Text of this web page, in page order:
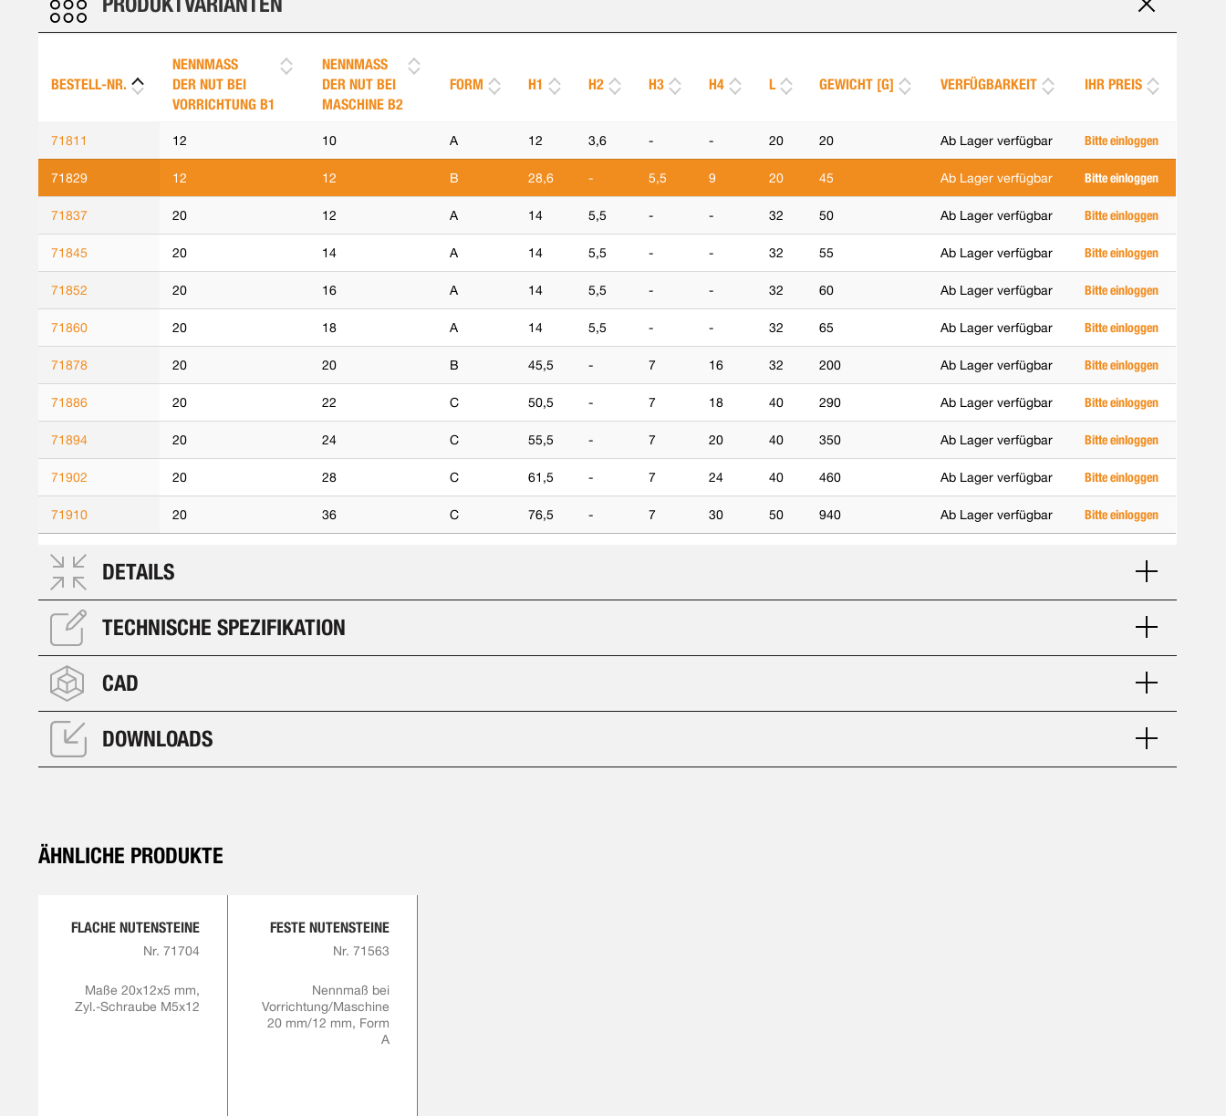
BESTELL-NR.
NENNMASS
DER NUT BEI
VORRICHTUNG B1
NENNMASS
DER NUT BEI
MASCHINE B2
FORM H1 H2 H3 H4 L GEWICHT [G] VERFÜGBARKEIT IHR PREIS
71811 12 10 A 12 3,6 - - 20 20 Ab Lager verfügbar Bitte einloggen
71829 12 12 B 28,6 - 5,5 9 20 45 Ab Lager verfügbar Bitte einloggen
71837 20 12 A 14 5,5 - - 32 50 Ab Lager verfügbar Bitte einloggen
71845 20 14 A 14 5,5 - - 32 55 Ab Lager verfügbar Bitte einloggen
71852 20 16 A 14 5,5 - - 32 60 Ab Lager verfügbar Bitte einloggen
71860 20 18 A 14 5,5 - - 32 65 Ab Lager verfügbar Bitte einloggen
71878 20 20 B 45,5 - 7 16 32 200 Ab Lager verfügbar Bitte einloggen
71886 20 22 C 50,5 - 7 18 40 290 Ab Lager verfügbar Bitte einloggen
71894 20 24 C 55,5 - 7 20 40 350 Ab Lager verfügbar Bitte einloggen
71902 20 28 C 61,5 - 7 24 40 460 Ab Lager verfügbar Bitte einloggen
71910 20 36 C 76,5 - 7 30 50 940 Ab Lager verfügbar Bitte einloggen
DETAILS
TECHNISCHE SPEZIFIKATION
CAD
DOWNLOADS
ÄHNLICHE PRODUKTE
FLACHE NUTENSTEINE
Nr. 71704
Maße 20x12x5 mm,
Zyl.-Schraube M5x12
FESTE NUTENSTEINE
Nr. 71563
Nennmaß bei
Vorrichtung/Maschine
20 mm/12 mm, Form
A